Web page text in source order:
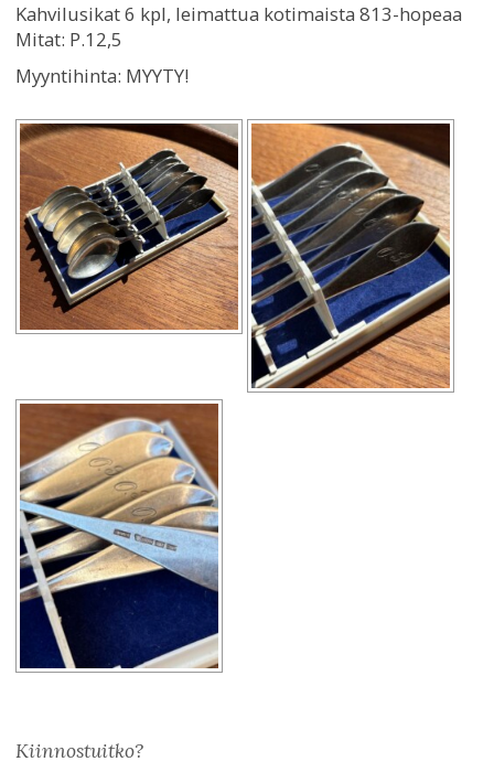
Kahvilusikat 6 kpl, leimattua kotimaista 813-hopeaa
Mitat: P.12,5
Myyntihinta: MYYTY!
Kiinnostuitko?